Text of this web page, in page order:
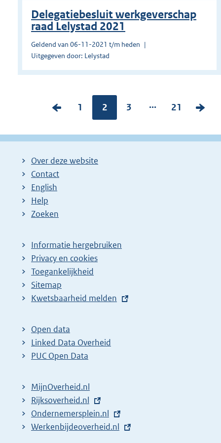
Delegatiebesluit werkgeverschap
raad Lelystad 2021
Geldend van 06-11-2021 t/m heden
Uitgegeven door: Lelystad
V
r
g
e
a
n
a
z
o
k
r
e
u
l
t
a
P
g
n
1 Pagina:
2
P
g
3 ...
P
g
21
V
l
Over deze website
Contact
English
Help
Zoeken
Informatie hergebruiken
Privacy en cookies
Toegankelijkheid
Sitemap
E
t
e
r
l
i
n
k
Kwetsbaarheid melden
Open data
Linked Data Overheid
PUC Open Data
MijnOverheid.nl
E
x
t
Rijksoverheid.nl
E
x
Ondernemersplein.nl
E
Werkenbijdeoverheid.nl